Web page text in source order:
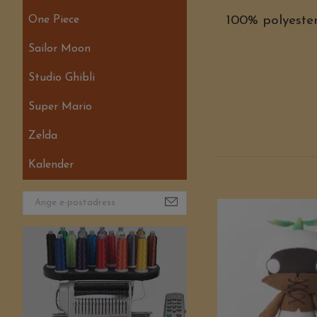
One Piece
Sailor Moon
Studio Ghibli
Super Mario
Zelda
Kalender
100%